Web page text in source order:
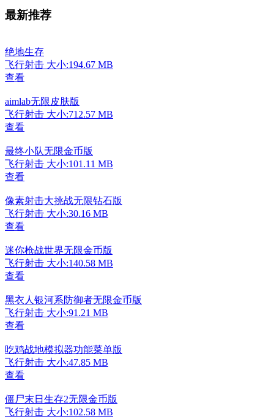
最新推荐
绝地生存
飞行射击 大小:194.67 MB
查看
aimlab无限皮肤版
飞行射击 大小:712.57 MB
查看
最终小队无限金币版
飞行射击 大小:101.11 MB
查看
像素射击大挑战无限钻石版
飞行射击 大小:30.16 MB
查看
迷你枪战世界无限金币版
飞行射击 大小:140.58 MB
查看
黑衣人银河系防御者无限金币版
飞行射击 大小:91.21 MB
查看
吃鸡战地模拟器功能菜单版
飞行射击 大小:47.85 MB
查看
僵尸末日生存2无限金币版
飞行射击 大小:102.58 MB